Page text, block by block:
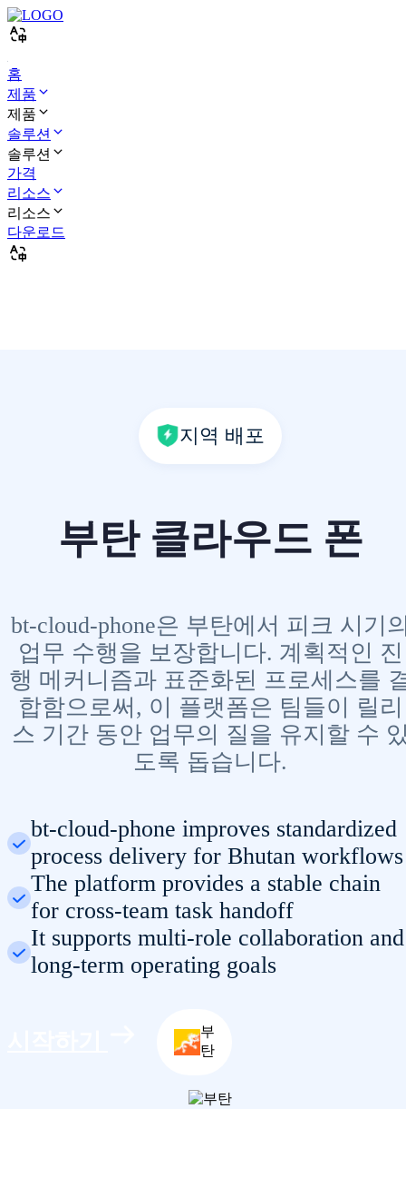
홈
제품
제품
솔루션
솔루션
가격
리소스
리소스
다운로드
지역 배포
부탄 클라우드 폰
bt-cloud-phone은 부탄에서 피크 시기
업무 수행을 보장합니다. 계획적인 진
행 메커니즘과 표준화된 프로세스를
합함으로써, 이 플랫폼은 팀들이 릴리
스 기간 동안 업무의 질을 유지할 수
도록 돕습니다.
bt-cloud-phone improves standardized
process delivery for Bhutan workflows
The platform provides a stable chain
for cross-team task handoff
It supports multi-role collaboration and
long-term operating goals
부
탄